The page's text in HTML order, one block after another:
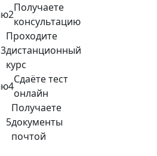
2
Получаете
консультацию
3
Проходите
дистанционный
курс
4
Сдаёте тест
онлайн
5
Получаете
документы
почтой